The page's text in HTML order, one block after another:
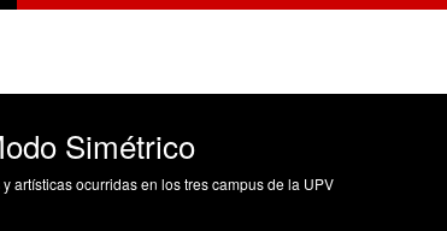
Simétrico
artísticas ocurridas en los tres campus de la UPV